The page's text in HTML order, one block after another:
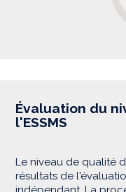
Évaluation du
l'ESSMS
Le niveau de qualité
résultats de